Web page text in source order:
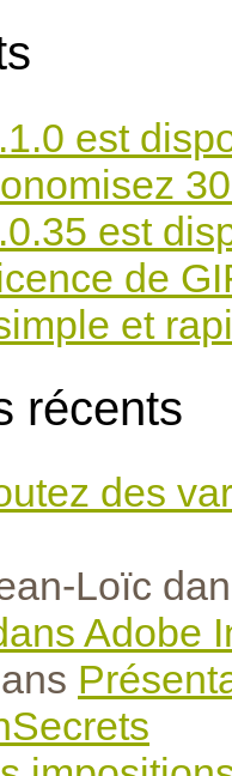
est
est
de
et
récents
des
Loïc
Adobe